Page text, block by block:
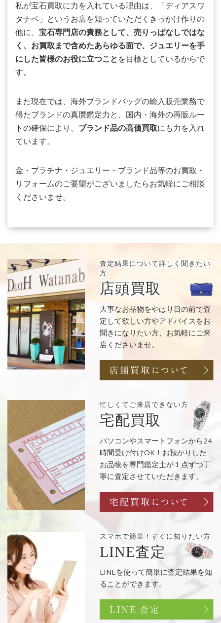
私が宝石買取に力を入れている理由は、「ディアスワ
タナベ」というお店を知っていただくきっかけ作りの
他に、 宝石専門店の責務として、売りっぱなしではな
く、お買取まで含めたあらゆる面で、ジュエリーを手
にした皆様のお役に立つこと を目標としているからで
す。
また現在では、海外ブランドバッグの輸入販売業務で
得たブランドの真贋鑑定力と、国内・海外の再販ルー
トの確保により、 ブランド品の高価買取にも力を入れ
ています。
金・プラチナ・ジュエリー・ブランド品等のお買取・
リフォームのご要望がございましたらお気軽にご相談
くださいませ。
査定結果について詳しく聞きたい
方
店頭買取
大事なお品物をやはり目の前で査
定して欲しい方やアドバイスをお
聞きになりたい方、お気軽にご来
店くださいませ。
忙しくてご来店できない方
宅配買取
パソコンやスマートフォンから24
時間受け付けOK！お預かりした
お品物を専門鑑定士が１点ずつ丁
寧に査定させていただきます。
スマホで簡単！ すぐに知りたい方
LINE査定
LINEを使って簡単に査定結果を知
ることができます。